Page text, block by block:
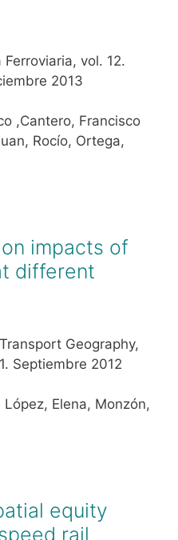
Ferroviaria, vol. 12.
2013
,Cantero, Francisco
Rocío, Ortega,
impacts of
different
Geography,
Septiembre 2012
Elena, Monzón,
equity
rail